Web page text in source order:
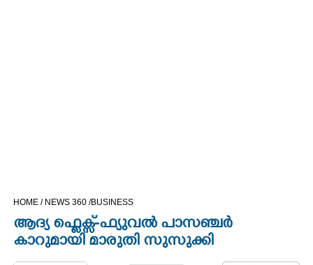
CINEMA
OPINION
HOME / NEWS 360 /BUSINESS
ആദ്യ ഫ്ലെക്സ്-ഫ്യുവൽ പാസഞ്ചർ
കാറുമായി മാരുതി സുസുക്കി